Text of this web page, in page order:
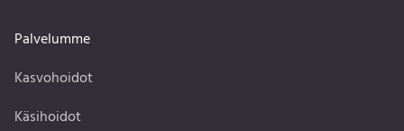
Palvelumme
Kasvohoidot
Käsihoidot